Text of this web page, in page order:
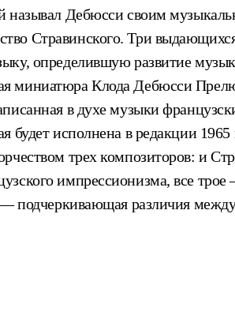
Дебюсси своим
Стравинского. Три
определившую развитие
миниатюра Клода Дебюсси
в духе музыки
будет исполнена в редакции 1965
трех композиторов: и
импрессионизма, все
— подчеркивающая различия